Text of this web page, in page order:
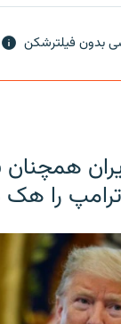
بدون فیلترشکن
همچنان
ترامپ را